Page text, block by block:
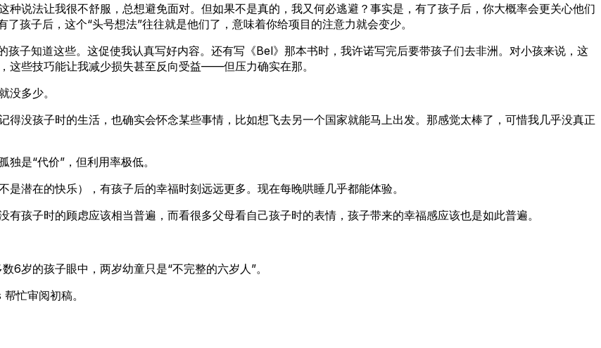
说法让我很不舒服，总想避免面对。但如果不是真的，我又何必逃避？事实是，有了孩子后，你大概率会更关心他们
孩子后，这个“头号想法”往往就是他们了，意味着你给项目的注意力就会变少。
子知道这些。这促使我认真写好内容。还有写《Bel》那本书时，我许诺写完后要带孩子们去非洲。对小孩来说，这
这些技巧能让我减少损失甚至反向受益——但压力确实在那。
没多少。
没孩子时的生活，也确实会怀念某些事情，比如想飞去另一个国家就能马上出发。那感觉太棒了，可惜我几乎没真正
是“代价”，但利用率极低。
潜在的快乐），有孩子后的幸福时刻远远更多。现在每晚哄睡几乎都能体验。
孩子时的顾虑应该相当普遍，而看很多父母看自己孩子时的表情，孩子带来的幸福感应该也是如此普遍。
6岁的孩子眼中，两岁幼童只是“不完整的六岁人”。
忙审阅初稿。